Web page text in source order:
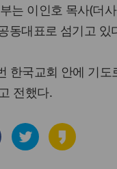
는 이인호 목사(더
동대표로 섬기고 있
한국교회 안에 기
전했다.